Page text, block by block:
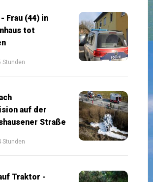
Frau (44) in
tot
Stunden
auf der
Straße
Stunden
Traktor -